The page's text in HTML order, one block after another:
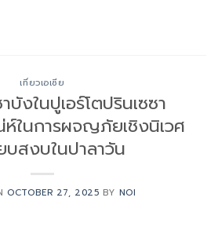
เที่ยวเอเซีย
บังในปูเอร์โตปรินเซซา
ห์ในการผจญภัยเชิงนิเวศ
บสงบในปาลาวัน
OCTOBER 27, 2025 BY NOI